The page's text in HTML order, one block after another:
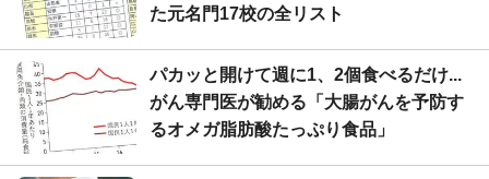
た元名門17校の全リスト
パカッと開けて週に1、2個食べるだけ...
がん専門医が勧める「大腸がんを予防す
るオメガ脂肪酸たっぷり食品」